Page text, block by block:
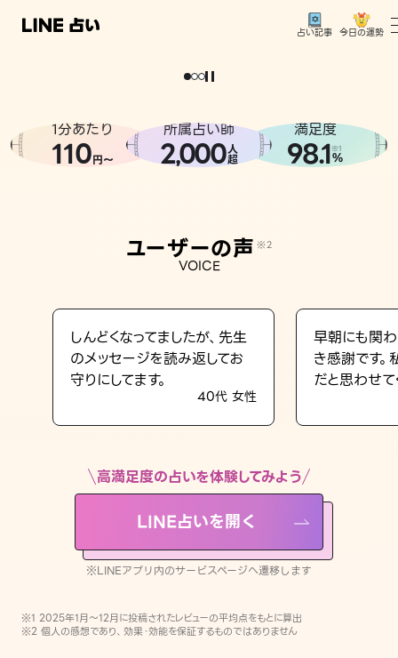
占い記事 今日の運勢
相談事例
LINE占いを開く
※LINEアプリ内のサービスページへ遷移します
どうせなら
。
1分あたり
110円〜
所属占い師
2,000人
超
満足度
98.1※1
%
ユーザーの声 ※2
VOICE
しんどくなってましたが、先生
のメッセージを読み返してお
守りにしてます。
40代 女性
早朝にも関
き感謝です
だと思わせて
高満足度の占いを体験してみよう
LINE占いを開く
※LINEアプリ内のサービスページへ遷移します
※1 2025年1月〜12月に投稿されたレビューの平均点をもとに算出
※2 個人の感想であり、効果・効能を保証するものではありません